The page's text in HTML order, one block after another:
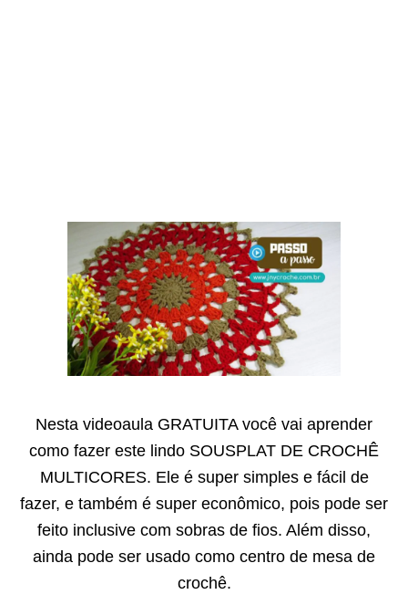
Nesta videoaula GRATUITA você vai aprender
como fazer este lindo SOUSPLAT DE CROCHÊ
MULTICORES. Ele é super simples e fácil de
fazer, e também é super econômico, pois pode ser
feito inclusive com sobras de fios. Além disso,
ainda pode ser usado como centro de mesa de
crochê.